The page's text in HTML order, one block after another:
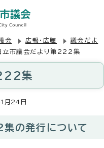
会 広報・広聴
議会だよ
立市議会だより第222集
集
月24日
の発行について